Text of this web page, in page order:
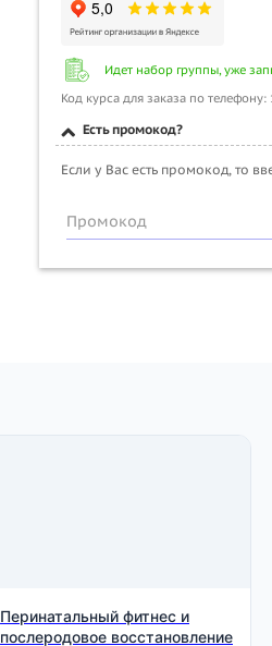
Идет набор группы, уже
Код курса для заказа по
Есть промокод?
Если у Вас есть промокод, то
Промокод
Перинатальный фитнес и
послеродовое восстановление